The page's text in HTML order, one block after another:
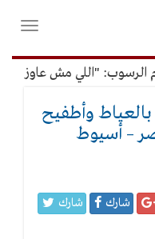
فتح
"اللي مش عاوز
وأطفيح
– أسيوط
شارك شارك